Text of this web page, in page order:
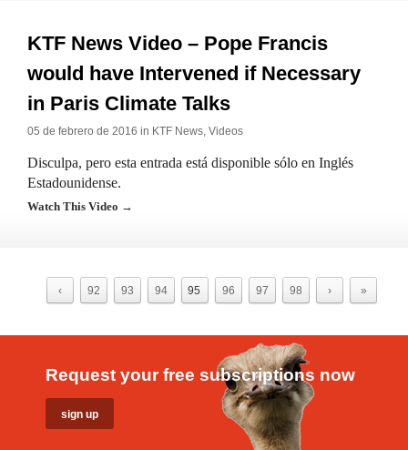
KTF News Video – Pope Francis
would have Intervened if Necessary
in Paris Climate Talks
05 de febrero de 2016 in KTF News, Videos
Disculpa, pero esta entrada está disponible sólo en Inglés
Estadounidense.
Watch This Video →
‹ 92 93 94 95 96 97 98 › »
Request your free subscriptions now